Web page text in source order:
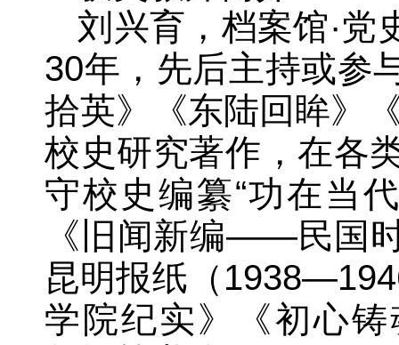
刘兴育，档案馆·党
30年，先后主持或参
拾英》《东陆回眸》
校史研究著作，在各
守校史编纂“功在当
《旧闻新编——民国
昆明报纸（
学院纪实》《初心